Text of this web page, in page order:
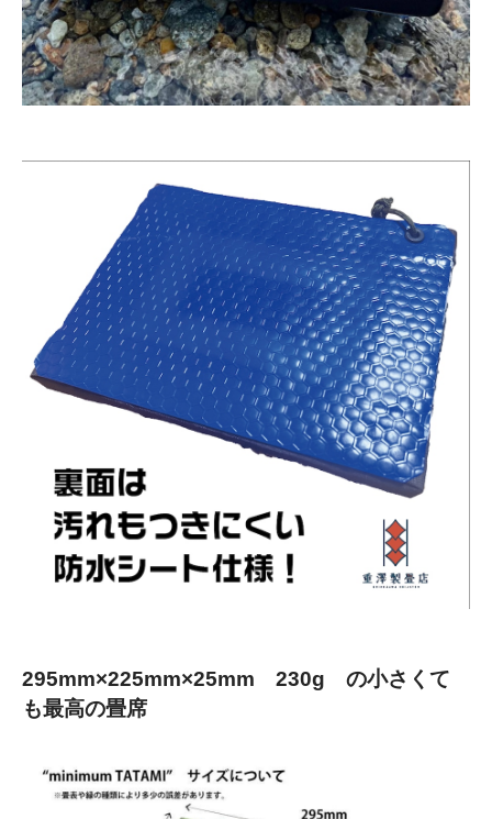
295mm×225mm×25mm 230g の小さくて
も最高の畳席